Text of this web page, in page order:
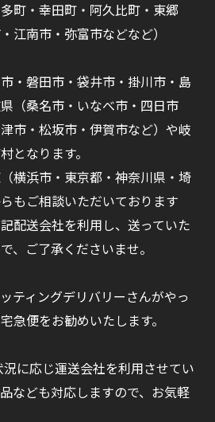
町・幸田町・阿久比町・東郷
江南市・弥富市などなど）
・磐田市・袋井市・掛川市・島
（桑名市・いなべ市・四日市
市・松坂市・伊賀市など）や岐
となります。
横浜市・東京都・神奈川県・埼
もご相談いただいております
配送会社を利用し、送っていた
、ご了承くださいませ。
ティングデリバリーさんがやっ
急便をお勧めいたします。
に応じ運送会社を利用させてい
なども対応しますので、お気軽